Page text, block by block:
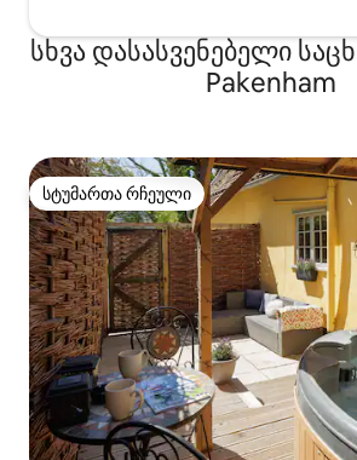
სხვა დასასვენებელი
Pakenham
სტუმართა რჩეული
სტუმართა რჩეული